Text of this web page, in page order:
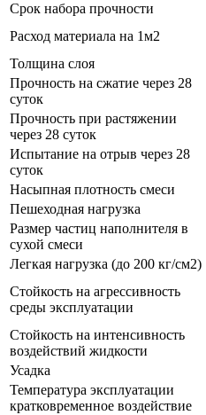
Срок набора прочности
Расход материала на 1м2
Толщина слоя
Прочность на сжатие через 28
суток
Прочность при растяжении
через 28 суток
Испытание на отрыв через 28
суток
Насыпная плотность смеси
Пешеходная нагрузка
Размер частиц наполнителя в
сухой смеси
Легкая нагрузка (до 200 кг/см2)
Стойкость на агрессивность
среды эксплуатации
Стойкость на интенсивность
воздействий жидкости
Усадка
Температура эксплуатации
кратковременное воздействие